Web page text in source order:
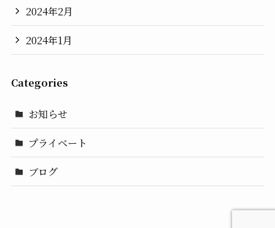
2024年2月
2024年1月
Categories
お知らせ
プライベート
ブログ